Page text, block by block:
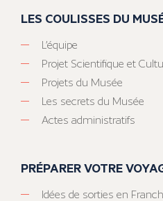
LES COULISSES DU
L’équipe
Projet Scientifique et
Projets du Musée
Les secrets du Musée
Actes administratifs
PRÉPARER VOTRE
Idées de sorties en